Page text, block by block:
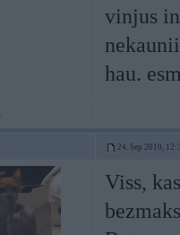
vinjus
hau.
24. Sep 2010,
Viss,